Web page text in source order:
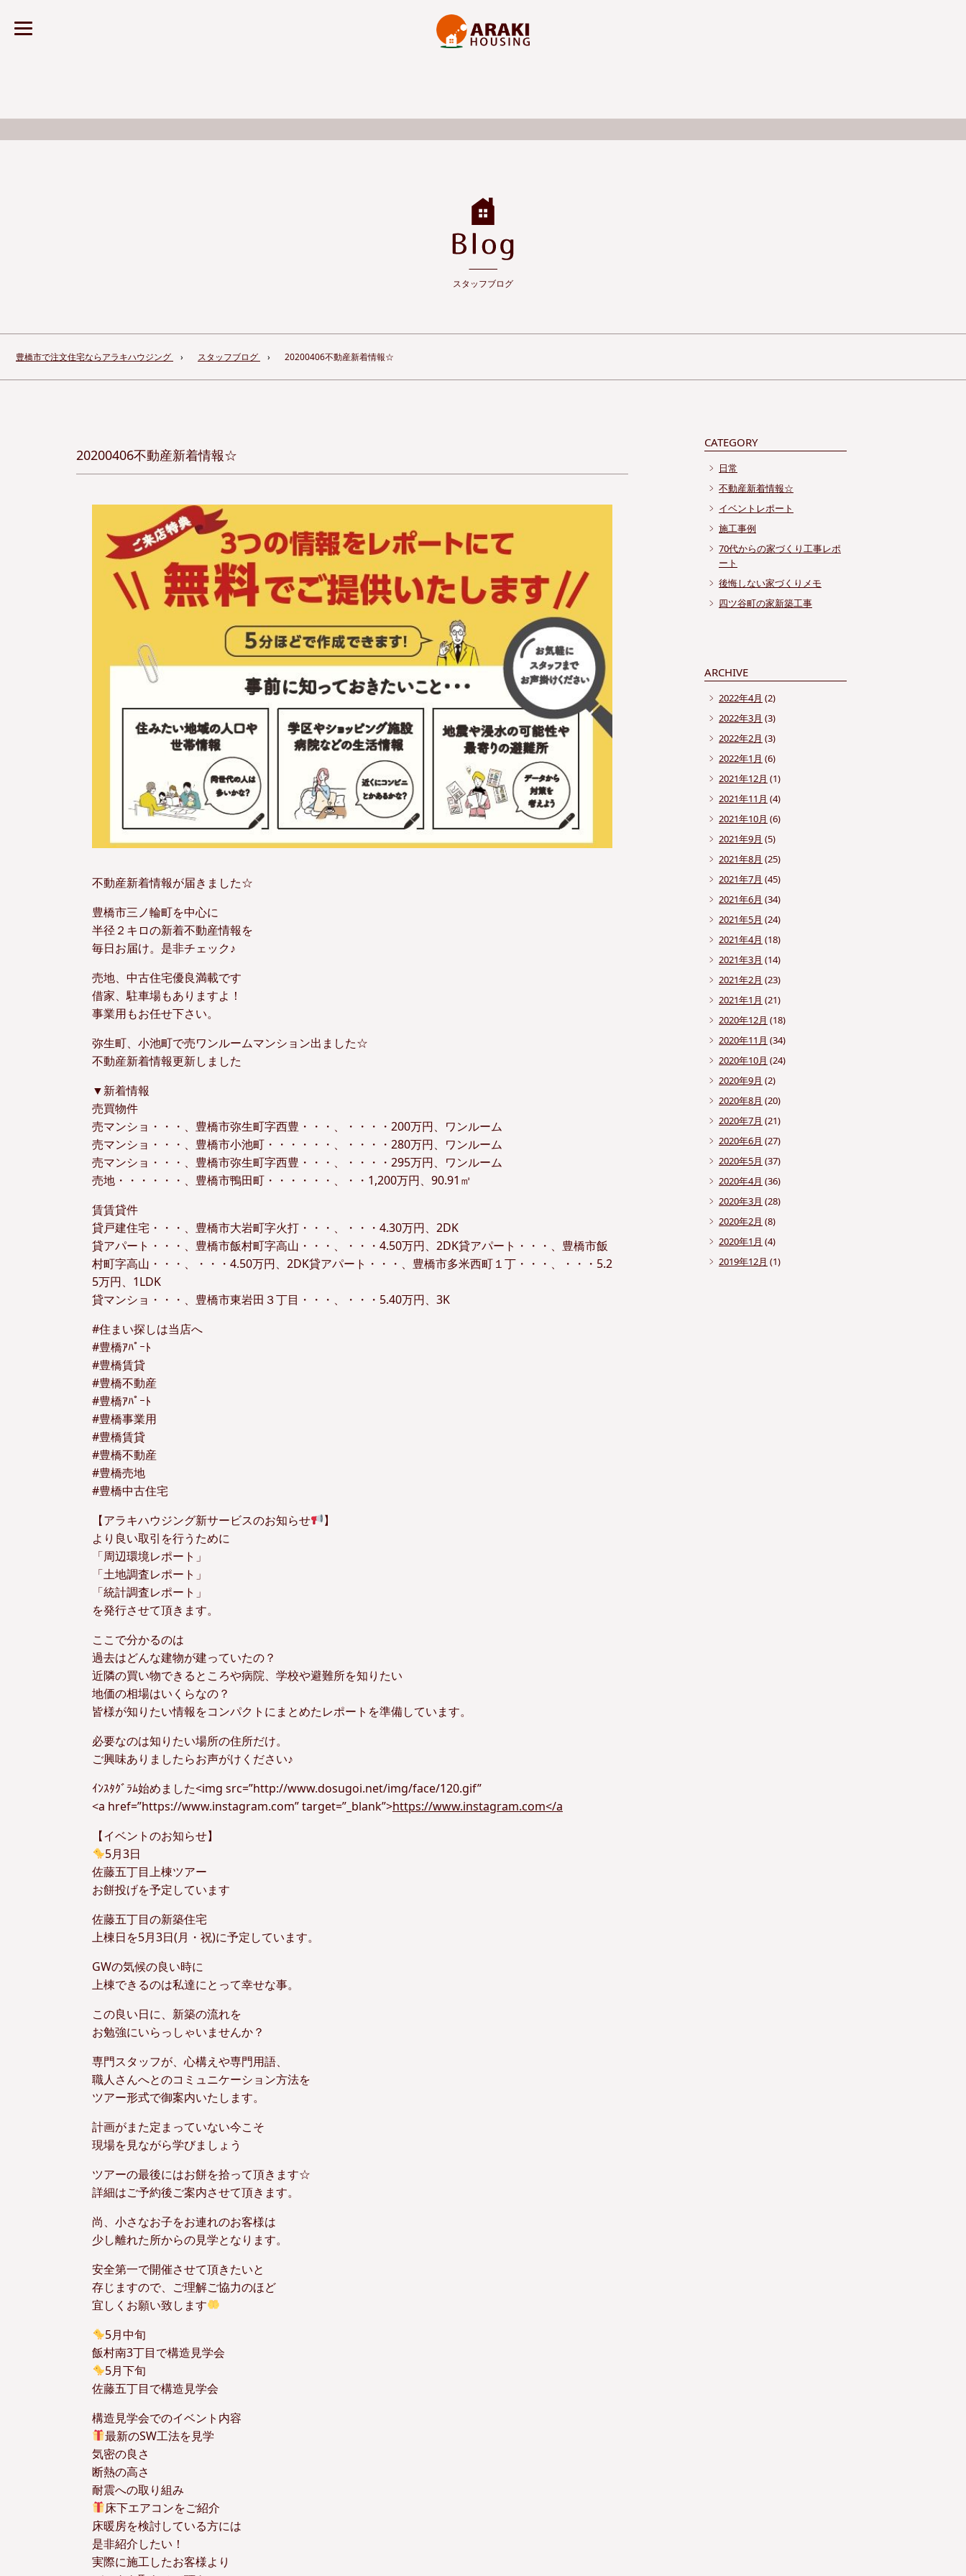
スタッフブログ
豊橋市で注文住宅ならアラキハウジング スタッフブログ 20200406不動産新着情報☆
20200406不動産新着情報☆
不動産新着情報が届きました☆
豊橋市三ノ輪町を中心に
半径２キロの新着不動産情報を
毎日お届け。是非チェック♪
売地、中古住宅優良満載です
借家、駐車場もありますよ！
事業用もお任せ下さい。
弥生町、小池町で売ワンルームマンション出ました☆
不動産新着情報更新しました
▼新着情報
売買物件
売マンショ・・・、豊橋市弥生町字西豊・・・、・・・・200万円、ワンルーム
売マンショ・・・、豊橋市小池町・・・・・・、・・・・280万円、ワンルーム
売マンショ・・・、豊橋市弥生町字西豊・・・、・・・・295万円、ワンルーム
売地・・・・・・、豊橋市鴨田町・・・・・・、・・1,200万円、90.91㎡
賃賃貸件
貸戸建住宅・・・、豊橋市大岩町字火打・・・、・・・4.30万円、2DK
貸アパート・・・、豊橋市飯村町字高山・・・、・・・4.50万円、2DK貸アパート・・・、豊橋市飯
村町字高山・・・、・・・4.50万円、2DK貸アパート・・・、豊橋市多米西町１丁・・・、・・・5.2
5万円、1LDK
貸マンショ・・・、豊橋市東岩田３丁目・・・、・・・5.40万円、3K
#住まい探しは当店へ
#豊橋ｱﾊﾟｰﾄ
#豊橋賃貸
#豊橋不動産
#豊橋ｱﾊﾟｰﾄ
#豊橋事業用
#豊橋賃貸
#豊橋不動産
#豊橋売地
#豊橋中古住宅
【アラキハウジング新サービスのお知らせ
】
より良い取引を行うために
「周辺環境レポート」
「土地調査レポート」
「統計調査レポート」
を発行させて頂きます。
ここで分かるのは
過去はどんな建物が建っていたの？
近隣の買い物できるところや病院、学校や避難所を知りたい
地価の相場はいくらなの？
皆様が知りたい情報をコンパクトにまとめたレポートを準備しています。
必要なのは知りたい場所の住所だけ。
ご興味ありましたらお声がけください♪
ｲﾝｽﾀｸﾞﾗﾑ始めました<img src=”http://www.dosugoi.net/img/face/120.gif”
<a href=”https://www.instagram.com” target=”_blank”>https://www.instagram.com</a
【イベントのお知らせ】
5月3日
佐藤五丁目上棟ツアー
お餅投げを予定しています
佐藤五丁目の新築住宅
上棟日を5月3日(月・祝)に予定しています。
GWの気候の良い時に
上棟できるのは私達にとって幸せな事。
この良い日に、新築の流れを
お勉強にいらっしゃいませんか？
専門スタッフが、心構えや専門用語、
職人さんへとのコミュニケーション方法を
ツアー形式で御案内いたします。
計画がまた定まっていない今こそ
現場を見ながら学びましょう
ツアーの最後にはお餅を拾って頂きます☆
詳細はご予約後ご案内させて頂きます。
尚、小さなお子をお連れのお客様は
少し離れた所からの見学となります。
安全第一で開催させて頂きたいと
存じますので、ご理解ご協力のほど
宜しくお願い致します
5月中旬
飯村南3丁目で構造見学会
5月下旬
佐藤五丁目で構造見学会
構造見学会でのイベント内容
最新のSW工法を見学
気密の良さ
断熱の高さ
耐震への取り組み
床下エアコンをご紹介
床暖房を検討している方には
是非紹介したい！
実際に施工したお客様より
CATEGORY
日常
不動産新着情報☆
イベントレポート
施工事例
70代からの家づくり工事レポ
ート
後悔しない家づくりメモ
四ツ谷町の家新築工事
ARCHIVE
2022年4月 (2)
2022年3月 (3)
2022年2月 (3)
2022年1月 (6)
2021年12月 (1)
2021年11月 (4)
2021年10月 (6)
2021年9月 (5)
2021年8月 (25)
2021年7月 (45)
2021年6月 (34)
2021年5月 (24)
2021年4月 (18)
2021年3月 (14)
2021年2月 (23)
2021年1月 (21)
2020年12月 (18)
2020年11月 (34)
2020年10月 (24)
2020年9月 (2)
2020年8月 (20)
2020年7月 (21)
2020年6月 (27)
2020年5月 (37)
2020年4月 (36)
2020年3月 (28)
2020年2月 (8)
2020年1月 (4)
2019年12月 (1)